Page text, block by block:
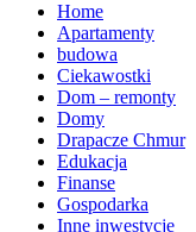
Home
Apartamenty
budowa
Ciekawostki
Dom – remonty
Domy
Drapacze Chmur
Edukacja
Finanse
Gospodarka
Inne inwestycje